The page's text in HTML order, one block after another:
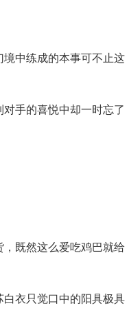
中练成的本事可不止这
手的喜悦中却一时忘了
既然这么爱吃鸡巴就给
衣只觉口中的阳具极具